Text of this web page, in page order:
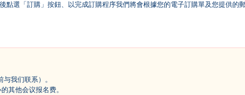
點選「訂購」按鈕、以完成訂購程序我們將會根據您的電子訂購單及您提供的
我们联系）。
其他会议报名费。